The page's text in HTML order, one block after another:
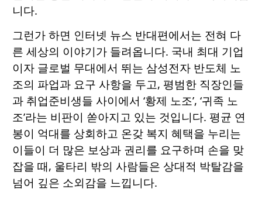
니다.
그런가 하면 인터넷 뉴스 반대편에서는 전혀 다
른 세상의 이야기가 들려옵니다. 국내 최대 기업
이자 글로벌 무대에서 뛰는 삼성전자 반도체 노
조의 파업과 요구 사항을 두고, 평범한 직장인들
과 취업준비생들 사이에서 ‘황제 노조’, ‘귀족 노
조’라는 비판이 쏟아지고 있는 것입니다. 평균 연
봉이 억대를 상회하고 온갖 복지 혜택을 누리는
이들이 더 많은 보상과 권리를 요구하며 손을 맞
잡을 때, 울타리 밖의 사람들은 상대적 박탈감을
넘어 깊은 소외감을 느낍니다.